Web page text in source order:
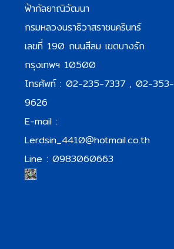
ฟ้ากัลยาณิวัฒนา
กรมหลวงนราธิวาสราชนครินทร์
เลขที่ 190 ถนนสีลม เขตบางรัก
กรุงเทพฯ 10500
โทรศัพท์ : 02-235-7337 , 02-353-
9626
E-mail :
Lerdsin_4410@hotmail.co.th
Line : 0983060663